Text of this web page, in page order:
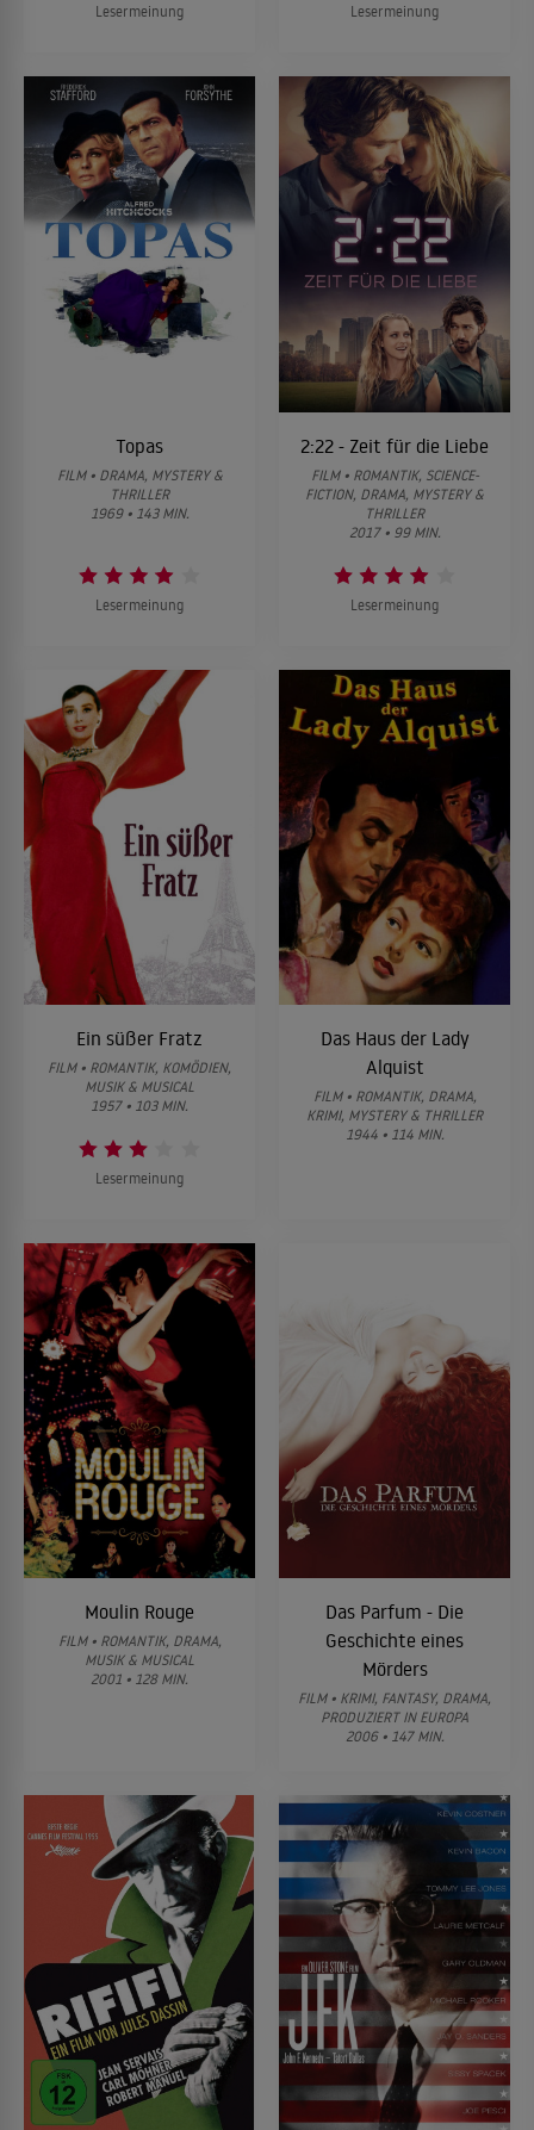
Lesermeinung Lesermeinung
Topas
FILM • DRAMA, MYSTERY &
THRILLER
1969 • 143 MIN.
Lesermeinung
2:22 - Zeit für die Liebe
FILM • ROMANTIK, SCIENCE-
FICTION, DRAMA, MYSTERY &
THRILLER
2017 • 99 MIN.
Lesermeinung
Ein süßer Fratz
FILM • ROMANTIK, KOMÖDIEN,
MUSIK & MUSICAL
1957 • 103 MIN.
Lesermeinung
Das Haus der Lady
Alquist
FILM • ROMANTIK, DRAMA,
KRIMI, MYSTERY & THRILLER
1944 • 114 MIN.
Moulin Rouge
FILM • ROMANTIK, DRAMA,
MUSIK & MUSICAL
2001 • 128 MIN.
Das Parfum - Die
Geschichte eines
Mörders
FILM • KRIMI, FANTASY, DRAMA,
PRODUZIERT IN EUROPA
2006 • 147 MIN.